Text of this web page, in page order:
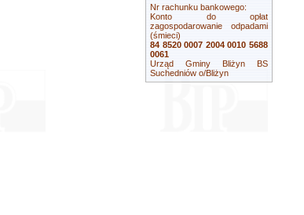
Nr rachunku bankowego:
Konto do opłat
zagospodarowanie odpadami
(śmieci)
84 8520 0007 2004 0010 5688
0061
Urząd Gminy Bliżyn BS
Suchedniów o/Bliżyn